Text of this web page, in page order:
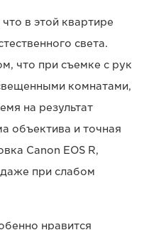
в этой квартире
света.
что при съемке с рук
комнатами,
на результат
объектива и точная
Canon EOS R,
при слабом
нравится